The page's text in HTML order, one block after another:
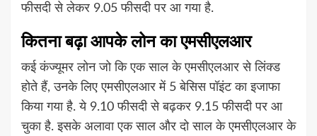
फीसदी से लेकर 9.05 फीसदी पर आ गया है.
कितना बढ़ाआपके लोन का एमसीएलआर
कई कंज्यूमर लोन जो कि एक साल के एमसीएलआर से लिंक्ड
होते हैं, उनके लिए एमसीएलआर में 5 बेसिस पॉइंट का इजाफा
किया गया है. ये 9.10 फीसदी से बढ़कर 9.15 फीसदी पर आ
चुका है. इसके अलावा एक साल और दो साल के एमसीएलआर के